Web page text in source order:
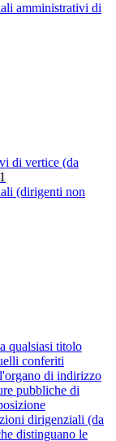
amministrativi di
di vertice (da
1
(dirigenti non
qualsiasi titolo
conferiti
di indirizzo
pubbliche di
dirigenziali (da
distinguano le